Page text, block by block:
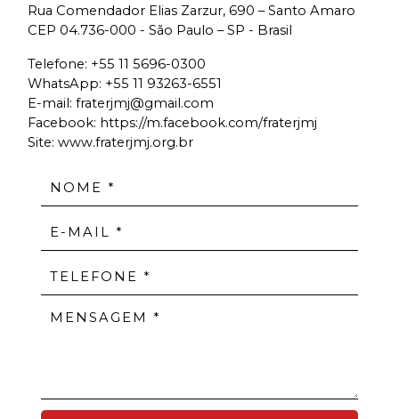
Rua Comendador Elias Zarzur, 690 – Santo Amaro
CEP 04.736-000 - São Paulo – SP - Brasil
Telefone: +55 11 5696-0300
WhatsApp: +55 11 93263-6551
E-mail: fraterjmj@gmail.com
Facebook: https://m.facebook.com/fraterjmj
Site: www.fraterjmj.org.br